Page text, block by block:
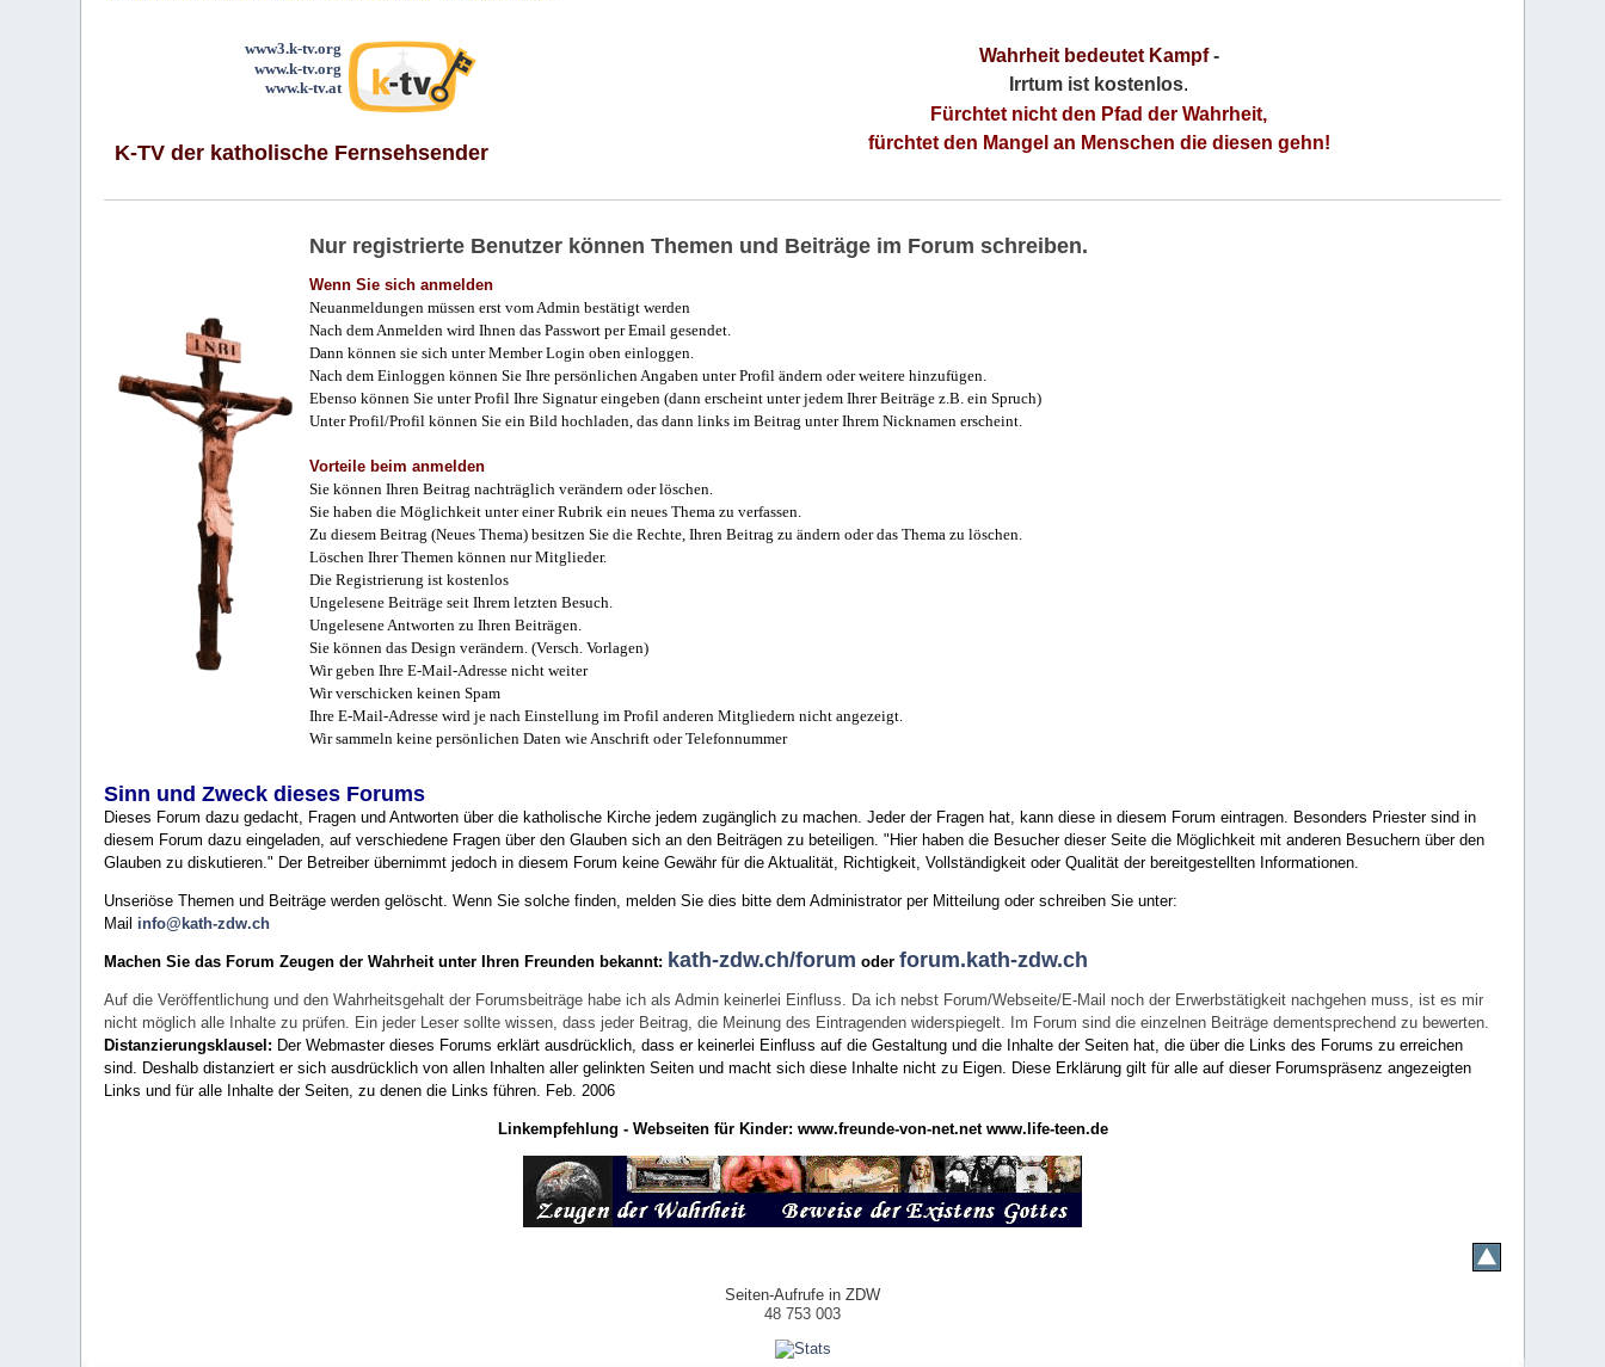
www3.k-tv.org
www.k-tv.org
www.k-tv.at
K-TV der katholische Fernsehsender
Wahrheit bedeutet Kampf-
Irrtum ist kostenlos.
Fürchtet nicht den Pfad der Wahrheit,
fürchtet den Mangel an Menschen die diesen gehn!
Nur registrierte Benutzer können Themen und Beiträge im Forum schreiben.
Wenn Sie sich anmelden
Neuanmeldungen müssen erst vom Admin bestätigt werden
Nach dem Anmelden wird Ihnen das Passwort per Email gesendet.
Dann können sie sich unter Member Login oben einloggen.
Nach dem Einloggen können Sie Ihre persönlichen Angaben unter Profil ändern oder weitere hinzufügen.
Ebenso können Sie unter Profil Ihre Signatur eingeben (dann erscheint unter jedem Ihrer Beiträge z.B. ein Spruch)
Unter Profil/Profil können Sie ein Bild hochladen, das dann links im Beitrag unter Ihrem Nicknamen erscheint.
Vorteile beim anmelden
Sie können Ihren Beitrag nachträglich verändern oder löschen.
Sie haben die Möglichkeit unter einer Rubrik ein neues Thema zu verfassen.
Zu diesem Beitrag (Neues Thema) besitzen Sie die Rechte, Ihren Beitrag zu ändern oder das Thema zu löschen.
Löschen Ihrer Themen können nur Mitglieder.
Die Registrierung ist kostenlos
Ungelesene Beiträge seit Ihrem letzten Besuch.
Ungelesene Antworten zu Ihren Beiträgen.
Sie können das Design verändern. (Versch. Vorlagen)
Wir geben Ihre E-Mail-Adresse nicht weiter
Wir verschicken keinen Spam
Ihre E-Mail-Adresse wird je nach Einstellung im Profil anderen Mitgliedern nicht angezeigt.
Wir sammeln keine persönlichen Daten wie Anschrift oder Telefonnummer
Sinn und Zweck dieses Forums
Dieses Forum dazu gedacht, Fragen und Antworten über die katholische Kirche jedem zugänglich zu machen. Jeder der Fragen hat, kann diese in diesem Forum eintragen. Besonders Priester sind in
diesem Forum dazu eingeladen, auf verschiedene Fragen über den Glauben sich an den Beiträgen zu beteiligen. "Hier haben die Besucher dieser Seite die Möglichkeit mit anderen Besuchern über den
Glauben zu diskutieren." Der Betreiber übernimmt jedoch in diesem Forum keine Gewähr für die Aktualität, Richtigkeit, Vollständigkeit oder Qualität der bereitgestellten Informationen.
Unseriöse Themen und Beiträge werden gelöscht. Wenn Sie solche finden, melden Sie dies bitte dem Administrator per Mitteilung oder schreiben Sie unter:
Mail info@kath-zdw.ch
Machen Sie das Forum Zeugen der Wahrheit unter Ihren Freunden bekannt: kath-zdw.ch/forum oderforum.kath-zdw.ch
Auf die Veröffentlichung und den Wahrheitsgehalt der Forumsbeiträge habe ich als Admin keinerlei Einfluss. Da ich nebst Forum/Webseite/E-Mail noch der Erwerbstätigkeit nachgehen muss, ist es mir
nicht möglich alle Inhalte zu prüfen. Ein jeder Leser sollte wissen, dass jeder Beitrag, die Meinung des Eintragenden widerspiegelt. Im Forum sind die einzelnen Beiträge dementsprechend zu bewerten.
Distanzierungsklausel: Der Webmaster dieses Forums erklärt ausdrücklich, dass er keinerlei Einfluss auf die Gestaltung und die Inhalte der Seiten hat, die über die Links des Forums zu erreichen
sind. Deshalb distanziert er sich ausdrücklich von allen Inhalten aller gelinkten Seiten und macht sich diese Inhalte nicht zu Eigen. Diese Erklärung gilt für alle auf dieser Forumspräsenz angezeigten
Links und für alle Inhalte der Seiten, zu denen die Links führen. Feb. 2006
Linkempfehlung - Webseiten für Kinder: www.freunde-von-net.net www.life-teen.de
Seiten-Aufrufe in ZDW
48 753 003